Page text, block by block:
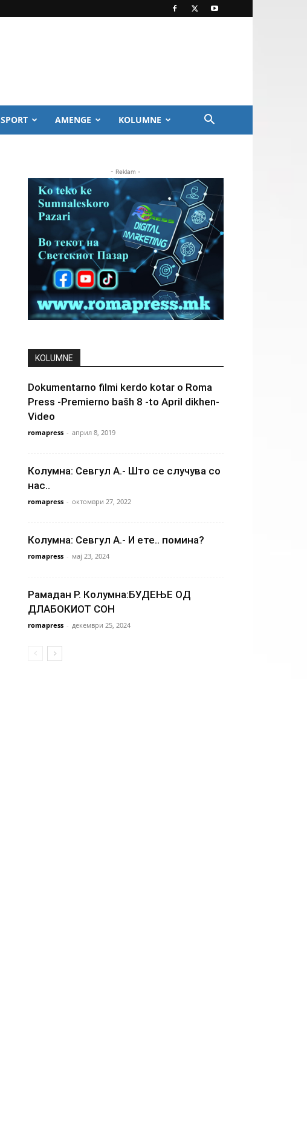
SPORT AMENGE KOLUMNE
- Reklam -
KOLUMNE
Dokumentarno filmi kerdo kotar o Roma
Press -Premierno bašh 8 -to April dikhen-
Video
romapress - април 8, 2019
Колумна: Севгул А.- Што се случува со
нас..
romapress - октомври 27, 2022
Колумна: Севгул А.- И ете.. помина?
romapress - мај 23, 2024
Рамадан Р. Колумна:БУДЕЊЕ ОД
ДЛАБОКИОТ СОН
romapress - декември 25, 2024